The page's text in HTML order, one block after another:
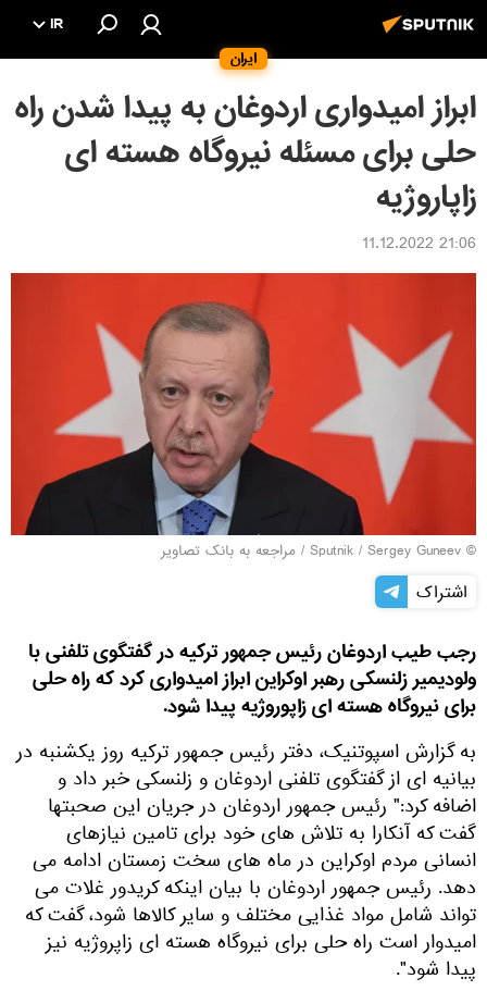
ایران
IR
ابراز امیدواری اردوغان به پیدا شدن راه
حلی برای مسئله نیروگاه هسته ای
زاپاروژیه
21:06 11.12.2022
© Sputnik / Sergey Guneev
/ مراجعه به بانک تصاویر
اشتراک
رجب طیب اردوغان رئیس جمهور ترکیه در گفتگوی تلفنی با
ولودیمیر زلنسکی رهبر اوکراین ابراز امیدواری کرد که راه حلی
برای نیروگاه هسته ای زاپوروژیه پیدا شود.
به گزارش اسپوتنیک، دفتر رئیس جمهور ترکیه روز یکشنبه در
بیانیه ای از گفتگوی تلفنی اردوغان و زلنسکی خبر داد و
اضافه کرد:" رئیس جمهور اردوغان در جریان این صحبتها
گفت که آنکارا به تلاش های خود برای تامین نیازهای
انسانی مردم اوکراین در ماه های سخت زمستان ادامه می
دهد. رئیس جمهور اردوغان با بیان اینکه کریدور غلات می
تواند شامل مواد غذایی مختلف و سایر کالاها شود، گفت که
امیدوار است راه حلی برای نیروگاه هسته ای زاپروژیه نیز
پیدا شود".